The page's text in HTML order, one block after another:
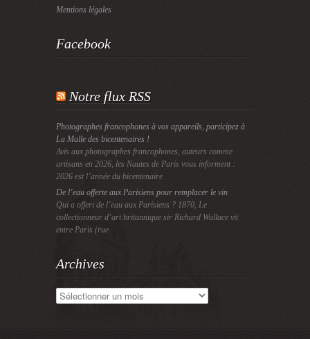
Mentions légales
Facebook
Notre flux RSS
Photographes francophones à vos appareils, participez à
La Malle des bicentenaires !
Avis aux photographes francophones, auteurs comme
artisans en 2026, les Nautes de Paris vous informent :
2026 est l’année du bicentenaire
De l’eau offerte aux Parisiens pour remplacer le vin
Qui a offert de l’eau aux Parisiens ? 1870, Le
collectionneur d’art britannique sir Richard Wallace vit
entre Paris (rue
Archives
Archives